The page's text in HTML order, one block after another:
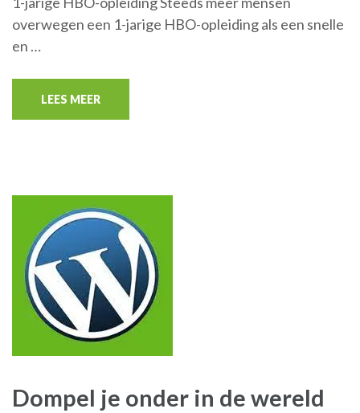
overwegen een 1-jarige HBO-opleiding als een snelle
en …
LEES MEER
Dompel je onder in de wereld